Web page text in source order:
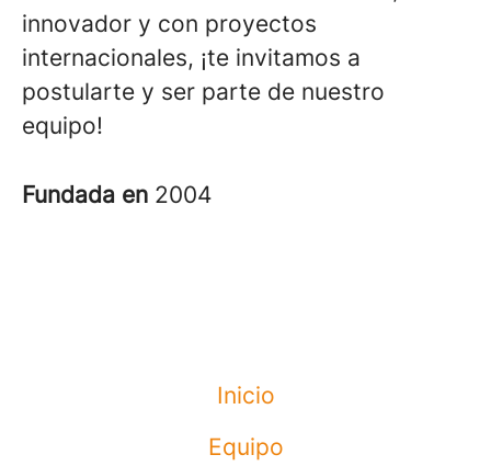
innovador y con proyectos
internacionales, ¡te invitamos a
postularte y ser parte de nuestro
equipo!
Fundada en 2004
Inicio
Equipo